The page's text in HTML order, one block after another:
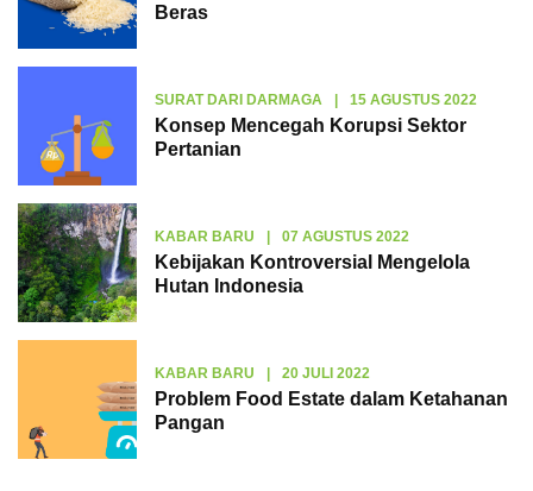
Beras
SURAT DARI DARMAGA | 15 AGUSTUS 2022
Konsep Mencegah Korupsi Sektor
Pertanian
KABAR BARU | 07 AGUSTUS 2022
Kebijakan Kontroversial Mengelola
Hutan Indonesia
KABAR BARU | 20 JULI 2022
Problem Food Estate dalam Ketahanan
Pangan